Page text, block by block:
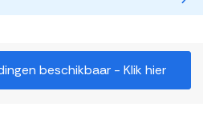
beschikbaar - Klik hier